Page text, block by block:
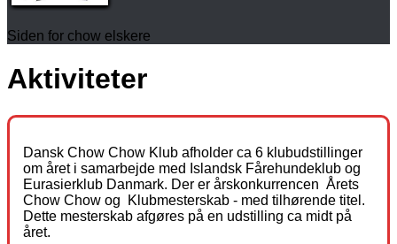
Siden for chow elskere
Aktiviteter
Dansk Chow Chow Klub afholder ca 6 klubudstillinger
om året i samarbejde med Islandsk Fårehundeklub og
Eurasierklub Danmark. Der er årskonkurrencen Årets
Chow Chow og Klubmesterskab - med tilhørende titel.
Dette mesterskab afgøres på en udstilling ca midt på
året.